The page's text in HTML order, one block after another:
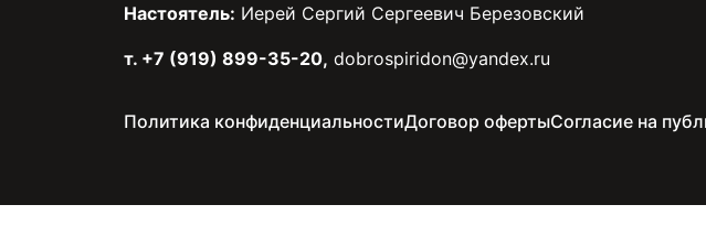
Настоятель: Иерей Сергий Сергеевич Березовский
т. +7 (919) 899-35-20, dobrospiridon@yandex.ru
Политика конфиденциальностиДоговор офертыСогласие на